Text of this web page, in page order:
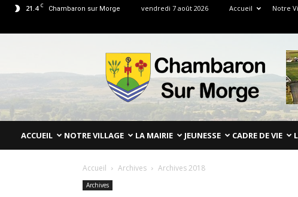
21.4 C Chambaron sur Morge vendredi 7 août 2026 Accueil Notre
Mairie
de
Chambaron
Sur
Morge
Puy
de
ACCUEIL NOTRE VILLAGE LA MAIRIE JEUNESSE CADRE DE VIE
Accueil Archives Archives 2018
Archives